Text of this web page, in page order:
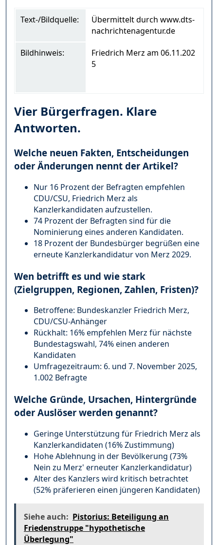
Text-/Bildquelle:
Übermittelt durch www.dts-
nachrichtenagentur.de
Bildhinweis:
Friedrich Merz am 06.11.202
5
Vier Bürgerfragen. Klare
Antworten.
Welche neuen Fakten, Entscheidungen
oder Änderungen nennt der Artikel?
Nur 16 Prozent der Befragten empfehlen
CDU/CSU, Friedrich Merz als
Kanzlerkandidaten aufzustellen.
74 Prozent der Befragten sind für die
Nominierung eines anderen Kandidaten.
18 Prozent der Bundesbürger begrüßen eine
erneute Kanzlerkandidatur von Merz 2029.
Wen betrifft es und wie stark
(Zielgruppen, Regionen, Zahlen, Fristen)?
Betroffene: Bundeskanzler Friedrich Merz,
CDU/CSU-Anhänger
Rückhalt: 16% empfehlen Merz für nächste
Bundestagswahl, 74% einen anderen
Kandidaten
Umfragezeitraum: 6. und 7. November 2025,
1.002 Befragte
Welche Gründe, Ursachen, Hintergründe
oder Auslöser werden genannt?
Geringe Unterstützung für Friedrich Merz als
Kanzlerkandidaten (16% Zustimmung)
Hohe Ablehnung in der Bevölkerung (73%
Nein zu Merz' erneuter Kanzlerkandidatur)
Alter des Kanzlers wird kritisch betrachtet
(52% präferieren einen jüngeren Kandidaten)
Siehe auch: Pistorius: Beteiligung an
Friedenstruppe "hypothetische
Überlegung"